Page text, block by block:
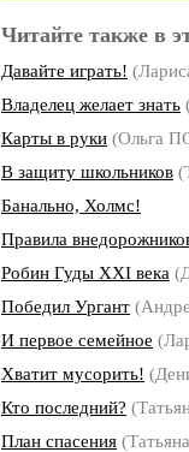
Читайте также в
Давайте играть!
Владелец желает знать
Карты в руки (Ольга
В защиту школьников
Банально, Холмс!
Правила
Робин Гуды ХХI века
Победил Ургант
И первое семейное
Хватит мусорить!
Кто последний?
План спасения